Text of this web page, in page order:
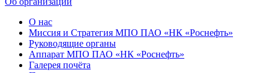
О нас
Миссия и Стратегия МПО ПАО «НК «Роснефть»
Руководящие органы
Аппарат МПО ПАО «НК «Роснефть»
Галерея почёта